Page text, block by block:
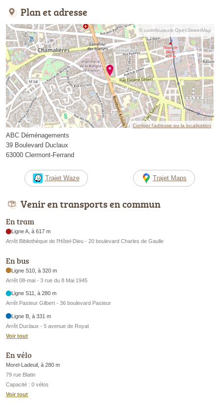
Plan et adresse
© contributeurs OpenStreetMap
Corriger l’adresse ou la localisation
ABC Déménagements
39 Boulevard Duclaux
63000 Clermont-Ferrand
Trajet Waze Trajet Maps
Venir en transports en commun
En tram
Ligne A, à 617 m
Arrêt Bibliothèque de l'Hôtel-Dieu - 20 boulevard Charles de Gaulle
En bus
Ligne S10, à 320 m
Arrêt 08-mai - 3 rue du 8 Mai 1945
Ligne S11, à 280 m
Arrêt Pasteur Gilbert - 36 boulevard Pasteur
Ligne B, à 331 m
Arrêt Duclaux - 5 avenue de Royat
Voir tout
En vélo
Morel-Ladeuil, à 280 m
79 rue Blatin
Capacité : 0 vélos
Voir tout